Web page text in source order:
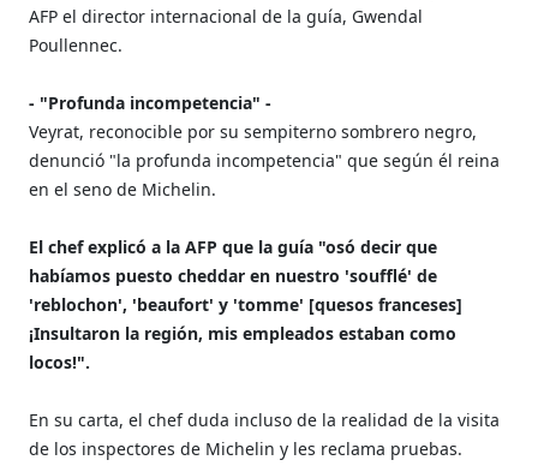
AFP el director internacional de la guía, Gwendal
Poullennec.
- "Profunda incompetencia" -
Veyrat, reconocible por su sempiterno sombrero negro,
denunció "la profunda incompetencia" que según él reina
en el seno de Michelin.
El chef explicó a la AFP que la guía "osó decir que
habíamos puesto cheddar en nuestro 'soufflé' de
'reblochon', 'beaufort' y 'tomme' [quesos franceses]
¡Insultaron la región, mis empleados estaban como
locos!".
En su carta, el chef duda incluso de la realidad de la visita
de los inspectores de Michelin y les reclama pruebas.